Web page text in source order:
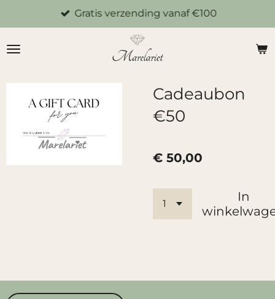
direct
naar
Gratis verzending vanaf €100
Cadeaubon
€50
€ 50,00
In